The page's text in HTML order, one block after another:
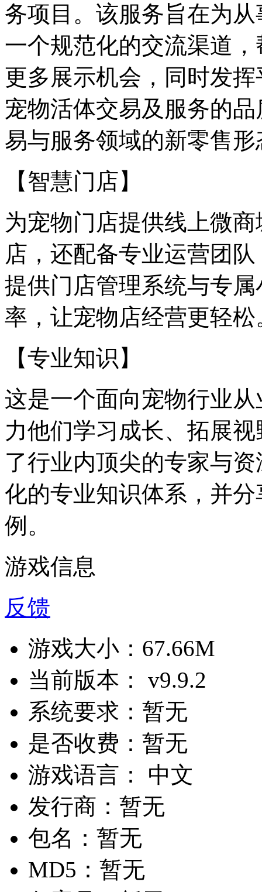
务项目。该服务旨在为
一个规范化的交流渠道
更多展示机会，同时发
宠物活体交易及服务的
易与服务领域的新零售形
【智慧门店】
为宠物门店提供线上微
店，还配备专业运营团
提供门店管理系统与专
率，让宠物店经营更轻松
【专业知识】
这是一个面向宠物行业
力他们学习成长、拓展
了行业内顶尖的专家与
化的专业知识体系，并
例。
游戏信息
反馈
游戏大小： 67.66M
当前版本：
v9.9.2
系统要求： 暂无
是否收费： 暂无
游戏语言：
中文
发行商： 暂无
包名： 暂无
MD5： 暂无